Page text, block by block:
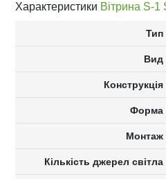
Характеристики Вітрина S-1
Тип
Вид
Конструкція
Форма
Монтаж
Кількість джерел світла